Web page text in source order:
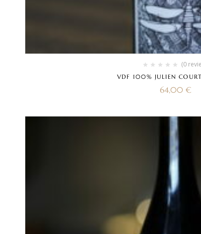
(0
VDF 100% JULIEN
64,00 €